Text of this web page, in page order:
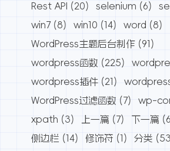
Rest API
(20) selenium (6)
win7 (8) win10 (14) word (8)
WordPress主题后台制作 (91)
wordpress函数 (225)
wordpress插件 (21)
WordPress过滤函数 (7) wp-
xpath (3) 上一篇 (7) 下一篇
侧边栏 (14) 修饰符 (1) 分类